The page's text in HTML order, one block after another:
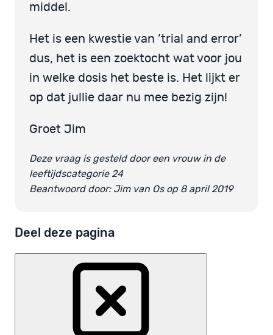
middel.
Het is een kwestie van ’trial and error’
dus, het is een zoektocht wat voor jou
in welke dosis het beste is. Het lijkt er
op dat jullie daar nu mee bezig zijn!
Groet Jim
Deze vraag is gesteld door een vrouw in de
leeftijdscategorie 24
Beantwoord door: Jim van Os op 8 april 2019
Deel deze pagina